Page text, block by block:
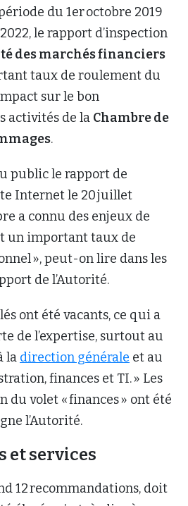
du 1er octobre 2019
le rapport d’inspection
des marchés financiers
taux de roulement du
sur le bon
activités de la Chambre de
.
public le rapport de
Internet le 20 juillet
a connu des enjeux de
un important taux de
», peut-on lire dans les
de l’Autorité.
ont été vacants, ce qui a
de l’expertise, surtout au
la direction générale et au
finances et TI. » Les
du volet « finances » ont été
l’Autorité.
et services
12 recommandations, doit